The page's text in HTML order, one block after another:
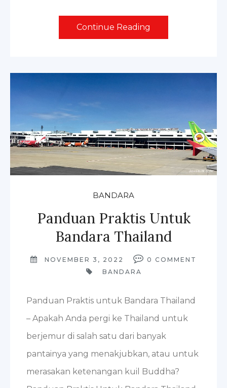
Continue Reading
BANDARA
Panduan Praktis Untuk
Bandara Thailand
NOVEMBER 3, 2022 0 COMMENT
BANDARA
Panduan Praktis untuk Bandara Thailand
– Apakah Anda pergi ke Thailand untuk
berjemur di salah satu dari banyak
pantainya yang menakjubkan, atau untuk
merasakan ketenangan kuil Buddha?